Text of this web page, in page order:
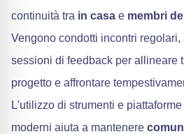
continuità tra in casa e membri
Vengono condotti incontri
sessioni di feedback per allineare
progetto e affrontare
L'utilizzo di strumenti e
moderni aiuta a mantenere